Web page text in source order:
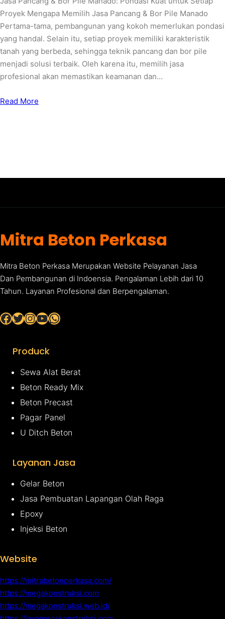
Proyek Mengapa Memilih Jasa Pancang & Bor Pile Manado
Pertama-tama, pembangunan yang kokoh memerlukan pondasi
yang handal. Selain itu, setiap proyek memiliki karakteristik
tanah yang berbeda, sehingga teknik pancang dan bor pile
menjadi solusi terbaik. Oleh karena itu, memilih jasa
profesional akan memastikan keamanan dan…
Read More
Mitra Beton Perkasa
Mitra Beton Perkasa Merupakan Website Pelayanan Jasa
Dan Pembangunan di Indoensia. Pengalaman Lebih dari 10
Tahun. Layanan Profesional dan Berpengalaman.
Facebook Twitter InstagramYouTube WhatsApp
Produck
Sewa Alat Berat
Beton Ready Mix
Beton Precast
Pagar Panel
U Ditch Beton
Layanan Jasa
Gelar Beton
Jasa Pembuatan Lapangan Olah Raga
Epoxy
Injeksi Beton
Website
https://mitrabetonperkasa.com/
https://megakonstruksi.com
https://megakonstruksi.web.id/